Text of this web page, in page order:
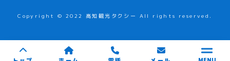
Copyright © 2022 高知観光タクシー All rights reserved.